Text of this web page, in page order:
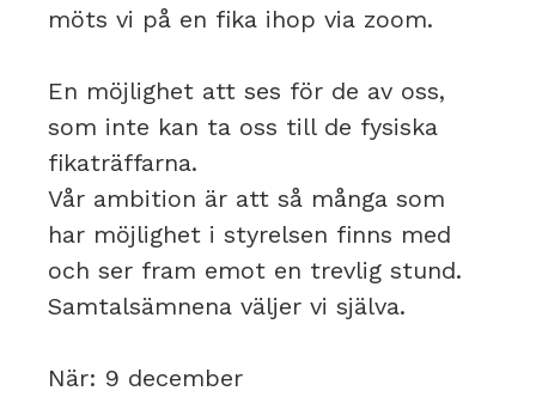
möts vi på en fika ihop via zoom.
En möjlighet att ses för de av oss,
som inte kan ta oss till de fysiska
fikaträffarna.
Vår ambition är att så många som
har möjlighet i styrelsen finns med
och ser fram emot en trevlig stund.
Samtalsämnena väljer vi själva.
När: 9 december